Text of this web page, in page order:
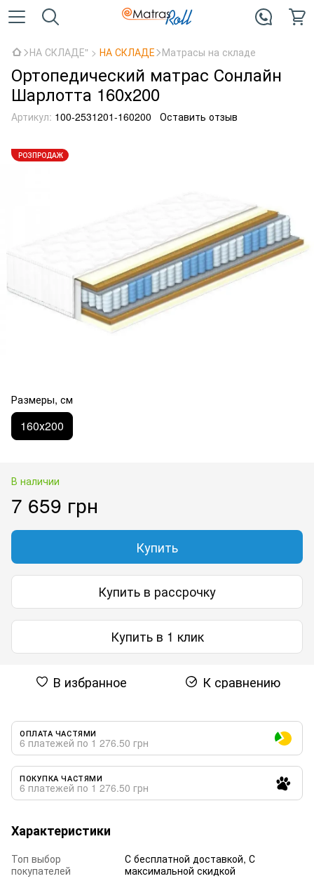
НА СКЛАДЕ" > НА СКЛАДЕ Матрасы на складе
Ортопедический матрас Сонлайн
Шарлотта 160х200
Артикул: 100-2531201-160200 Оставить отзыв
РОЗПРОДАЖ
Размеры, см
160х200
В наличии
7 659 грн
Купить
Купить в рассрочку
Купить в 1 клик
В избранное К сравнению
ОПЛАТА ЧАСТЯМИ
6 платежей по 1 276.50 грн
ПОКУПКА ЧАСТЯМИ
6 платежей по 1 276.50 грн
Характеристики
Топ выбор
покупателей
С бесплатной доставкой, С
максимальной скидкой